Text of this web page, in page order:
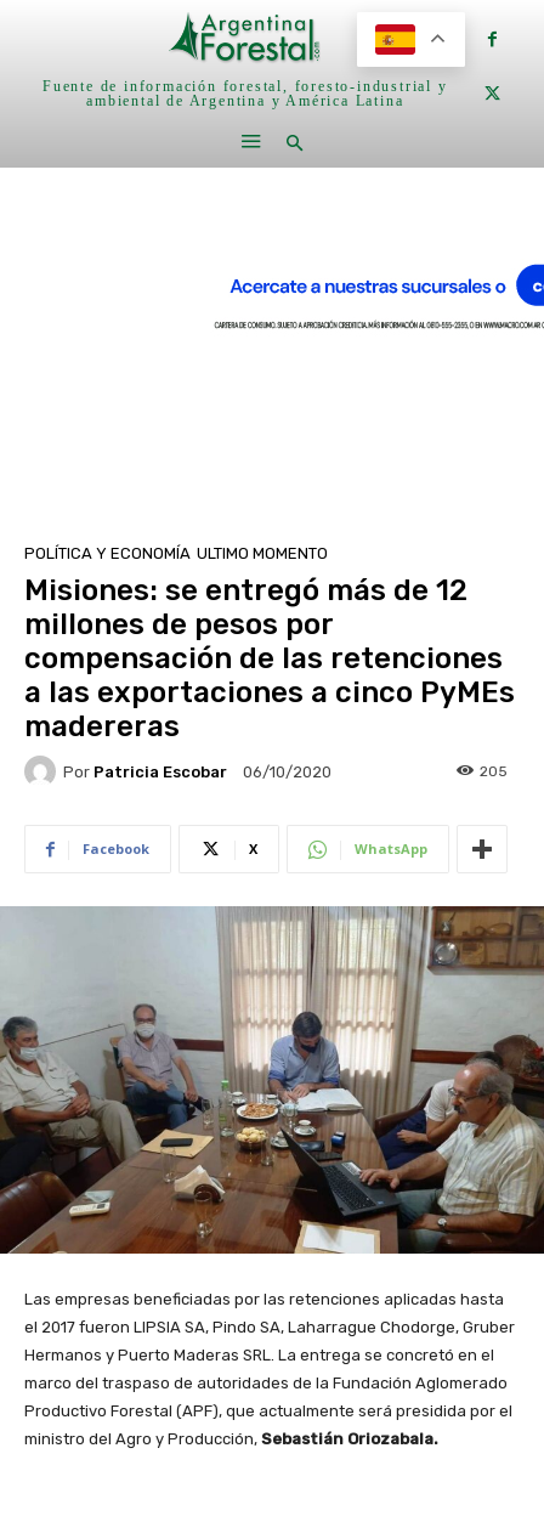
Fuente de información forestal, foresto-industrial y
ambiental de Argentina y América Latina
POLÍTICA Y ECONOMÍA ULTIMO MOMENTO
Misiones: se entregó más de 12
millones de pesos por
compensación de las retenciones
a las exportaciones a cinco PyMEs
madereras
Por Patricia Escobar 06/10/2020 205
Facebook X WhatsApp
Las empresas beneficiadas por las retenciones aplicadas hasta
el 2017 fueron LIPSIA SA, Pindo SA, Laharrague Chodorge, Gruber
Hermanos y Puerto Maderas SRL. La entrega se concretó en el
marco del traspaso de autoridades de la Fundación Aglomerado
Productivo Forestal (APF), que actualmente será presidida por el
ministro del Agro y Producción, Sebastián Oriozabala.